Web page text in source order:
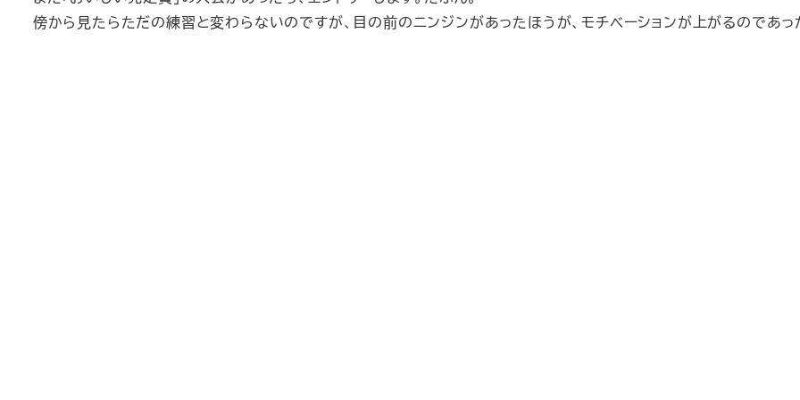
傍から見たらただの練習と変わらないのですが、目の前のニンジンがあったほうが、モチベーションが上がるのであっ